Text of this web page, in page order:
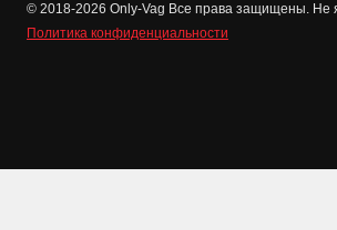
© 2018-2026 Only-Vag Все права защищены. Не
Политика конфиденциальности